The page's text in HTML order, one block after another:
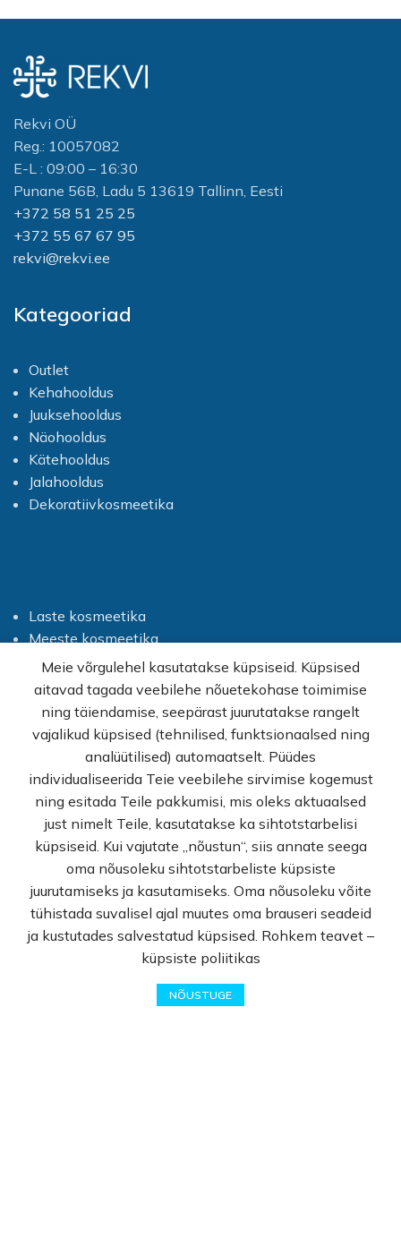
Rekvi OÜ
Reg.: 10057082
E-L : 09:00 – 16:30
Punane 56B, Ladu 5 13619 Tallinn, Eesti
+372 58 51 25 25
+372 55 67 67 95
rekvi@rekvi.ee
Kategooriad
Outlet
Kehahooldus
Juuksehooldus
Näohooldus
Kätehooldus
Jalahooldus
Dekoratiivkosmeetika
Laste kosmeetika
Meeste kosmeetika
Hügieenitarbed
Suuhügieen
Parfüümid
Kodukeemia
Kingiideed
Eeterlikud õlid
Info
Avaleht
E-pood
Kampaaniad
Meie võrgulehel kasutatakse küpsiseid. Küpsised
aitavad tagada veebilehe nõuetekohase toimimise
ning täiendamise, seepärast juurutatakse rangelt
vajalikud küpsised (tehnilised, funktsionaalsed ning
analüütilised) automaatselt. Püüdes
individualiseerida Teie veebilehe sirvimise kogemust
ning esitada Teile pakkumisi, mis oleks aktuaalsed
just nimelt Teile, kasutatakse ka sihtotstarbelisi
küpsiseid. Kui vajutate „nõustun“, siis annate seega
oma nõusoleku sihtotstarbeliste küpsiste
juurutamiseks ja kasutamiseks. Oma nõusoleku võite
tühistada suvalisel ajal muutes oma brauseri seadeid
ja kustutades salvestatud küpsised. Rohkem teavet –
küpsiste poliitikas
NÕUSTUGE
Lemmikud Ostukorv